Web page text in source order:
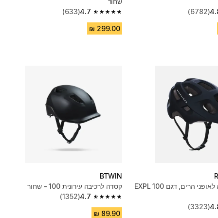
(6782)
4.7
4.7 out of 5 stars from 633 reviews
(633)
קסדת רכיבה לאופני הרים, דגם EXPL 100
(3323)
BTWIN
קסדה לרכיבה עירונית 100 - שחור
4.7
4.7 out of 5 stars from 1352 reviews
(1352)